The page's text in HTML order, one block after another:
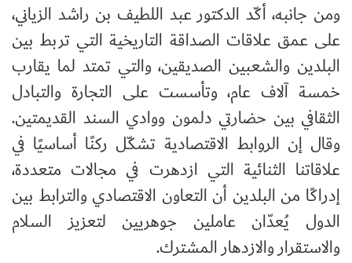
ومن جانبه، أكّد الدكتور عبد اللطيف بن راشد الزياني،
على عمق علاقات الصداقة التاريخية التي تربط بين
البلدين والشعبين الصديقين، والتي تمتد لما يقارب
خمسة آلاف عام، وتأسست على التجارة والتبادل
الثقافي بين حضارتي دلمون ووادي السند القديمتين.
وقال إن الروابط الاقتصادية تشكّل ركنًا أساسيًا في
علاقاتنا الثنائية التي ازدهرت في مجالات متعددة،
إدراكًا من البلدين أن التعاون الاقتصادي والترابط بين
الدول يُعدّان عاملين جوهريين لتعزيز السلام
والاستقرار والازدهار المشترك.